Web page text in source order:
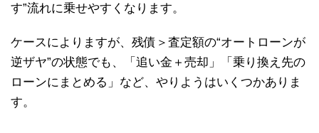
す”流れに乗せやすくなります。
ケースによりますが、残債＞査定額の“オートローンが
逆ザヤ”の状態でも、「追い金＋売却」「乗り換え先の
ローンにまとめる」など、やりようはいくつかありま
す。